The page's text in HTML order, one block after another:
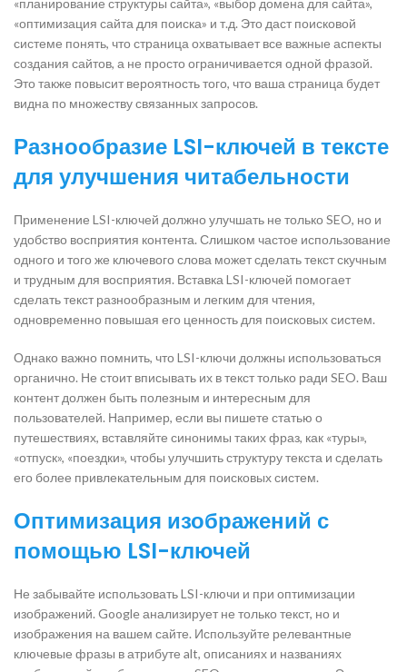
«оптимизация сайта для поиска» и т.д. Это даст поисковой
системе понять, что страница охватывает все важные аспекты
создания сайтов, а не просто ограничивается одной фразой.
Это также повысит вероятность того, что ваша страница будет
видна по множеству связанных запросов.
Разнообразие LSI-ключей в тексте
для улучшения читабельности
Применение LSI-ключей должно улучшать не только SEO, но и
удобство восприятия контента. Слишком частое использование
одного и того же ключевого слова может сделать текст скучным
и трудным для восприятия. Вставка LSI-ключей помогает
сделать текст разнообразным и легким для чтения,
одновременно повышая его ценность для поисковых систем.
Однако важно помнить, что LSI-ключи должны использоваться
органично. Не стоит вписывать их в текст только ради SEO. Ваш
контент должен быть полезным и интересным для
пользователей. Например, если вы пишете статью о
путешествиях, вставляйте синонимы таких фраз, как «туры»,
«отпуск», «поездки», чтобы улучшить структуру текста и сделать
его более привлекательным для поисковых систем.
Оптимизация изображений с
помощью LSI-ключей
Не забывайте использовать LSI-ключи и при оптимизации
изображений. Google анализирует не только текст, но и
изображения на вашем сайте. Используйте релевантные
ключевые фразы в атрибуте alt, описаниях и названиях